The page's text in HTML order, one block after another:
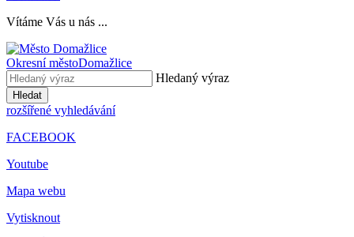
Vítáme Vás u nás ...
Okresní městoDomažlice
Hledaný výraz
Hledat
rozšířené vyhledávání
FACEBOOK
Youtube
Mapa webu
Vytisknout